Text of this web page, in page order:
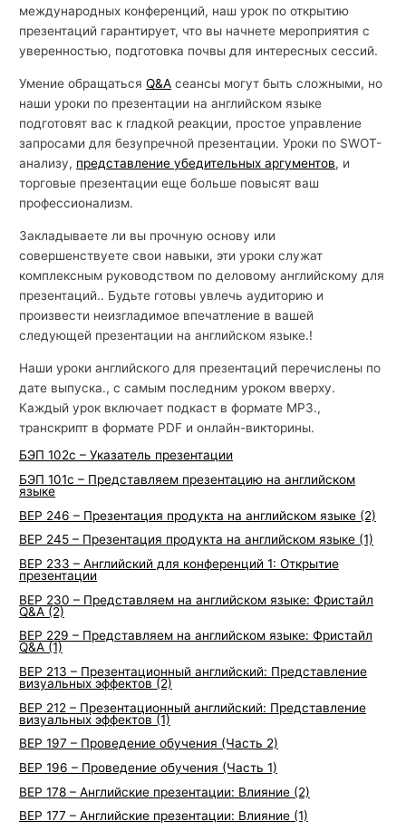
международных конференций, наш урок по открытию
презентаций гарантирует, что вы начнете мероприятия с
уверенностью, подготовка почвы для интересных сессий.
Умение обращатьсяQ&А сеансы могут быть сложными, но
наши уроки по презентации на английском языке
подготовят вас к гладкой реакции, простое управление
запросами для безупречной презентации. Уроки по SWOT-
анализу, представление убедительных аргументов, и
торговые презентации еще больше повысят ваш
профессионализм.
Закладываете ли вы прочную основу или
совершенствуете свои навыки, эти уроки служат
комплексным руководством по деловому английскому для
презентаций.. Будьте готовы увлечь аудиторию и
произвести неизгладимое впечатление в вашей
следующей презентации на английском языке.!
Наши уроки английского для презентаций перечислены по
дате выпуска., с самым последним уроком вверху.
Каждый урок включает подкаст в формате MP3.,
транскрипт в формате PDF и онлайн-викторины.
БЭП 102с – Указатель презентации
БЭП 101с – Представляем презентацию на английском
языке
BEP 246 – Презентация продукта на английском языке (2)
BEP 245 – Презентация продукта на английском языке (1)
BEP 233 – Английский для конференций 1: Открытие
презентации
BEP 230 – Представляем на английском языке: Фристайл
Q&А (2)
BEP 229 – Представляем на английском языке: Фристайл
Q&А (1)
BEP 213 – Презентационный английский: Представление
визуальных эффектов (2)
BEP 212 – Презентационный английский: Представление
визуальных эффектов (1)
BEP 197 – Проведение обучения (Часть 2)
BEP 196 – Проведение обучения (Часть 1)
BEP 178 – Английские презентации: Влияние (2)
BEP 177 – Английские презентации: Влияние (1)